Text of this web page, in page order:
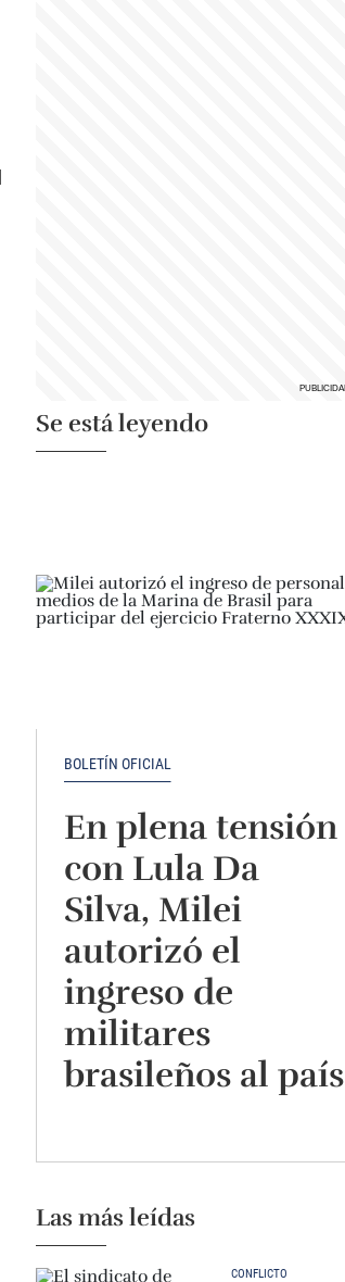
Se está leyendo
BOLETÍN OFICIAL
En plena tensión
con Lula Da
Silva, Milei
autorizó el
ingreso de
militares
brasileños al país
Las más leídas
CONFLICTO